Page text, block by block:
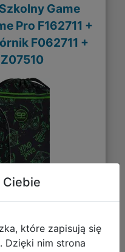
Game
Pro F162711 +
F062711 +
złktóre zapisują się
Dzięki nim strona